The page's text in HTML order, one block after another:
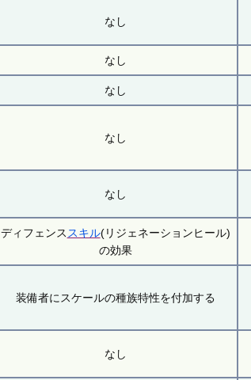
なし
なし
なし
なし
なし
ディフェンススキル(リジェネーションヒール)
の効果
装備者にスケールの種族特性を付加する
なし